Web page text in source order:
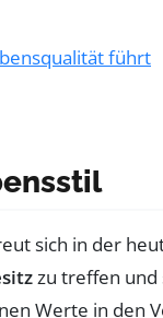
führt
sich in der
zu treffen und
Werte in